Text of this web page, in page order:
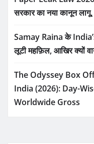
सरकार का नया कानून लागू,
Samay Raina के
लूटी महफ़िल, आखिर क्यों
The Odyssey Box
India (2026): Day-
Worldwide Gross